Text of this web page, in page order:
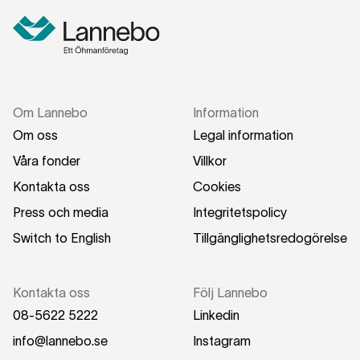
Om Lannebo
Om oss
Våra fonder
Kontakta oss
Press och media
Switch to English
Information
Legal information
Villkor
Cookies
Integritetspolicy
Tillgänglighetsredogörelse
Kontakta oss
08-5622 5222
info@lannebo.se
Följ Lannebo
Linkedin
Instagram